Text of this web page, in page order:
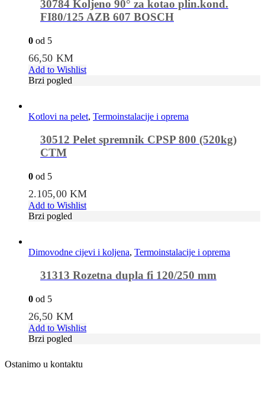
30784 Koljeno 90° za kotao plin.kond.
FI80/125 AZB 607 BOSCH
0 od 5
66,50 KM
Add to Wishlist
Brzi pogled
Kotlovi na pelet, Termoinstalacije i oprema
30512 Pelet spremnik CPSP 800 (520kg)
CTM
0 od 5
2.105,00 KM
Add to Wishlist
Brzi pogled
Dimovodne cijevi i koljena, Termoinstalacije i oprema
31313 Rozetna dupla fi 120/250 mm
0 od 5
26,50 KM
Add to Wishlist
Brzi pogled
Ostanimo u kontaktu